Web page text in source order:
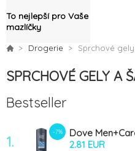
To nejlepší pro Vaše
mazlíčky
Drogerie Sprchové
SPRCHOVÉ GELY A
Bestseller
1.
-7%
Dove
Comfort 250ml
2.81 EUR